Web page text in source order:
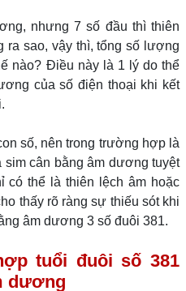
nhưng 7 số đầu thì thiên
ra sao, vậy thì, tổng số lượng
nào? Điều này là 1 lý do thể
của số điện thoại khi kết
số, nên trong trường hợp là
cân bằng âm dương tuyệt
có thể là thiên lệch âm hoặc
thấy rõ ràng sự thiếu sót khi
âm dương 3 số đuôi 381.
tuổi đuôi số 381
dương